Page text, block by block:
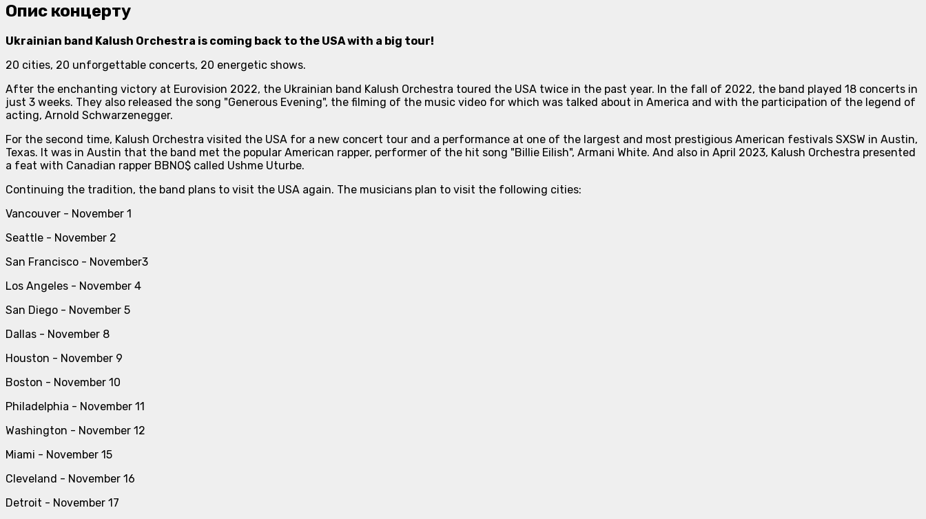
Опис концерту
Ukrainian band Kalush Orchestra is coming back to the USA with a big tour!
20 cities, 20 unforgettable concerts, 20 energetic shows.
After the enchanting victory at Eurovision 2022, the Ukrainian band Kalush Orchestra toured the USA twice in the past year. In the fall of 2022, the band played 18 concerts in
just 3 weeks. They also released the song "Generous Evening", the filming of the music video for which was talked about in America and with the participation of the legend of
acting, Arnold Schwarzenegger.
For the second time, Kalush Orchestra visited the USA for a new concert tour and a performance at one of the largest and most prestigious American festivals SXSW in Austin,
Texas. It was in Austin that the band met the popular American rapper, performer of the hit song "Billie Eilish", Armani White. And also in April 2023, Kalush Orchestra presented
a feat with Canadian rapper BBNO$ called Ushme Uturbe.
Continuing the tradition, the band plans to visit the USA again. The musicians plan to visit the following cities:
Vancouver - November 1
Seattle - November 2
San Francisco - November3
Los Angeles - November 4
San Diego - November 5
Dallas - November 8
Houston - November 9
Boston - November 10
Philadelphia - November 11
Washington - November 12
Miami - November 15
Cleveland - November 16
Detroit - November 17